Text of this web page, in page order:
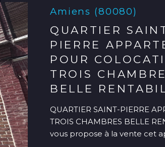
Amiens (80080)
QUARTIER
PIERRE
POUR
TROIS
BELLE
QUARTIER SAINT-PIERRE
TROIS CHAMBRES BELLE
vous propose à la vente cet